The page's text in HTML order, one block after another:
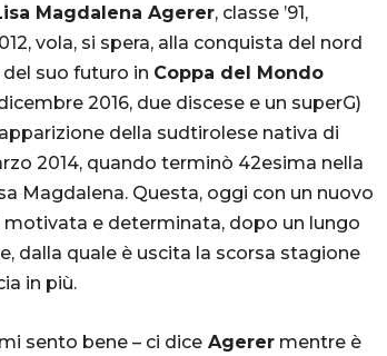
Magdalena Agerer, classe ’91,
vola, si spera, alla conquista del nord
suo futuro in Coppa del Mondo
2016, due discese e un superG)
della sudtirolese nativa di
2014, quando terminò 42esima nella
Magdalena. Questa, oggi con un nuovo
e determinata, dopo un lungo
dalla quale è uscita la scorsa stagione
in più.
sento bene – ci dice Agerer mentre è